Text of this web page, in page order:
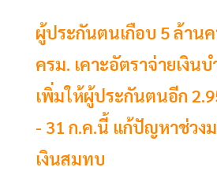
ผู้ประกันตนเกือบ 5 ล้าน
ครม. เคาะอัตราจ่ายเงิน
เพิ่มให้ผู้ประกันตนอีก
- 31 ก.ค.นี้ แก้ปัญหาช่วง
เงินสมทบ